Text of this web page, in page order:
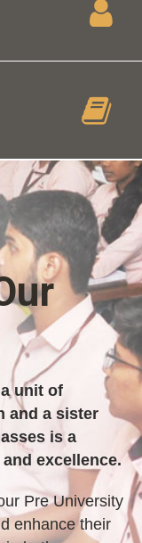
unit of
and a sister
is a
excellence.
Pre University
enhance their